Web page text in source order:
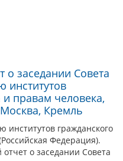
о заседании Совета
институтов
правам человека,
Кремль
институтов гражданского
Федерация).
о заседании Совета